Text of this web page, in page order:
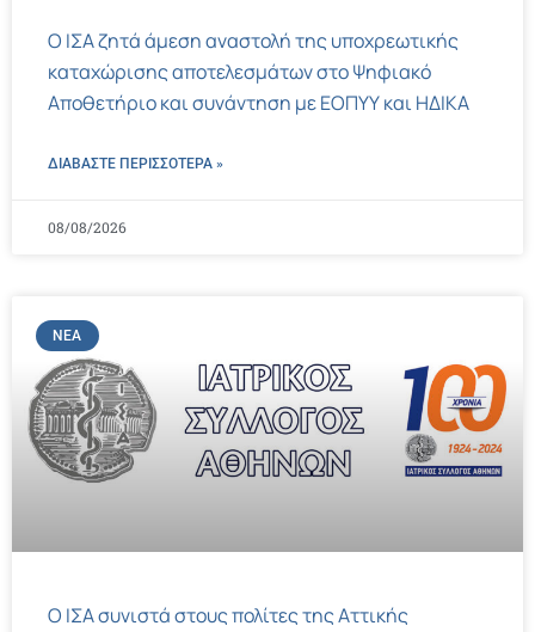
Ο ΙΣΑ ζητά άμεση αναστολή της υποχρεωτικής
καταχώρισης αποτελεσμάτων στο Ψηφιακό
Αποθετήριο και συνάντηση με ΕΟΠΥΥ και ΗΔΙΚΑ
ΔΙΑΒΑΣΤΕ ΠΕΡΙΣΣΌΤΕΡΑ »
08/08/2026
ΝΈΑ
Ο ΙΣΑ συνιστά στους πολίτες της Αττικής